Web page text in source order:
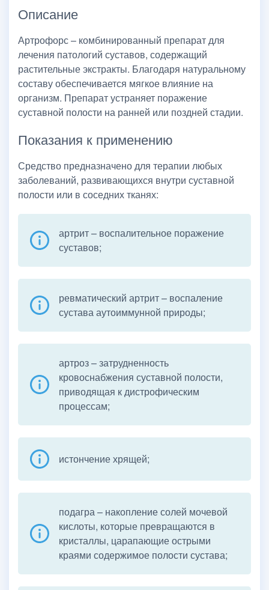
Описание
Артрофорс – комбинированный препарат для
лечения патологий суставов, содержащий
растительные экстракты. Благодаря натуральному
составу обеспечивается мягкое влияние на
организм. Препарат устраняет поражение
суставной полости на ранней или поздней стадии.
Показания к применению
Средство предназначено для терапии любых
заболеваний, развивающихся внутри суставной
полости или в соседних тканях:
артрит – воспалительное поражение
суставов;
ревматический артрит – воспаление
сустава аутоиммунной природы;
артроз – затрудненность
кровоснабжения суставной полости,
приводящая к дистрофическим
процессам;
истончение хрящей;
подагра – накопление солей мочевой
кислоты, которые превращаются в
кристаллы, царапающие острыми
краями содержимое полости сустава;